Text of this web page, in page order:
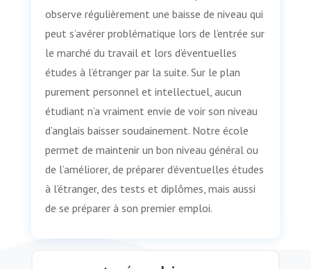
observe régulièrement une baisse de niveau qui
peut s’avérer problématique lors de l’entrée sur
le marché du travail et lors d’éventuelles
études à l’étranger par la suite. Sur le plan
purement personnel et intellectuel, aucun
étudiant n’a vraiment envie de voir son niveau
d’anglais baisser soudainement. Notre école
permet de maintenir un bon niveau général ou
de l’améliorer, de préparer d’éventuelles études
à l’étranger, des tests et diplômes, mais aussi
de se préparer à son premier emploi.